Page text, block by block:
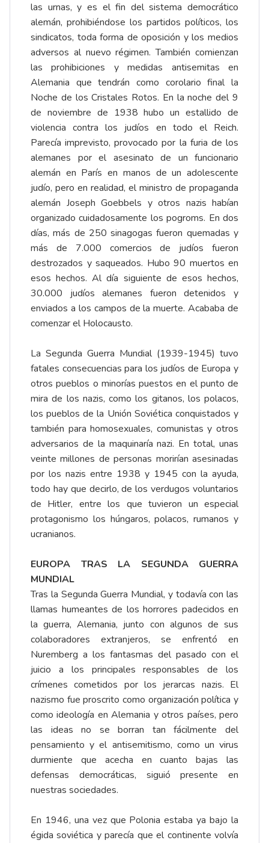
las urnas, y es el fin del sistema democrático
alemán, prohibiéndose los partidos políticos, los
sindicatos, toda forma de oposición y los medios
adversos al nuevo régimen. También comienzan
las prohibiciones y medidas antisemitas en
Alemania que tendrán como corolario final la
Noche de los Cristales Rotos. En la noche del 9
de noviembre de 1938 hubo un estallido de
violencia contra los judíos en todo el Reich.
Parecía imprevisto, provocado por la furia de los
alemanes por el asesinato de un funcionario
alemán en París en manos de un adolescente
judío, pero en realidad, el ministro de propaganda
alemán Joseph Goebbels y otros nazis habían
organizado cuidadosamente los pogroms. En dos
días, más de 250 sinagogas fueron quemadas y
más de 7.000 comercios de judíos fueron
destrozados y saqueados. Hubo 90 muertos en
esos hechos. Al día siguiente de esos hechos,
30.000 judíos alemanes fueron detenidos y
enviados a los campos de la muerte. Acababa de
comenzar el Holocausto.
La Segunda Guerra Mundial (1939-1945) tuvo
fatales consecuencias para los judíos de Europa y
otros pueblos o minorías puestos en el punto de
mira de los nazis, como los gitanos, los polacos,
los pueblos de la Unión Soviética conquistados y
también para homosexuales, comunistas y otros
adversarios de la maquinaría nazi. En total, unas
veinte millones de personas morirían asesinadas
por los nazis entre 1938 y 1945 con la ayuda,
todo hay que decirlo, de los verdugos voluntarios
de Hitler, entre los que tuvieron un especial
protagonismo los húngaros, polacos, rumanos y
ucranianos.
EUROPA TRAS LA SEGUNDA GUERRA
MUNDIAL
Tras la Segunda Guerra Mundial, y todavía con las
llamas humeantes de los horrores padecidos en
la guerra, Alemania, junto con algunos de sus
colaboradores extranjeros, se enfrentó en
Nuremberg a los fantasmas del pasado con el
juicio a los principales responsables de los
crímenes cometidos por los jerarcas nazis. El
nazismo fue proscrito como organización política y
como ideología en Alemania y otros países, pero
las ideas no se borran tan fácilmente del
pensamiento y el antisemitismo, como un virus
durmiente que acecha en cuanto bajas las
defensas democráticas, siguió presente en
nuestras sociedades.
En 1946, una vez que Polonia estaba ya bajo la
égida soviética y parecía que el continente volvía